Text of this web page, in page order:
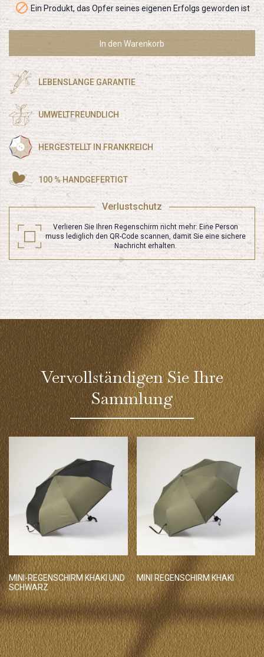
Ein Produkt, das Opfer seines eigenen Erfolgs geworden ist
In den Warenkorb
LEBENSLANGE GARANTIE
UMWELTFREUNDLICH
HERGESTELLT IN FRANKREICH
100 % HANDGEFERTIGT
Verlustschutz
Verlieren Sie Ihren Regenschirm nicht mehr: Eine Person
muss lediglich den QR-Code scannen, damit Sie eine sichere
Nachricht erhalten.
Vervollständigen Sie Ihre
Sammlung
MINI-REGENSCHIRM KHAKI UND
SCHWARZ
MINI REGENSCHIRM KHAKI